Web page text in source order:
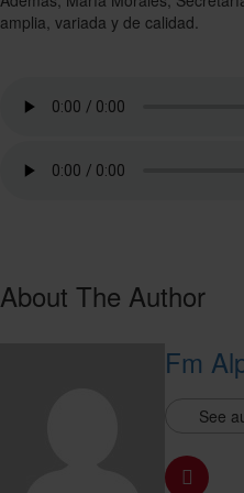
amplia, variada y de calidad.
About The Author
Fm
See